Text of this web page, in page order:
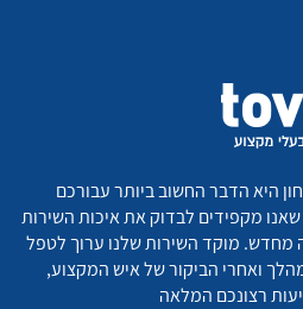
היא הדבר החשוב ביותר עבורכם
מקפידים לבדוק את איכות השירות
מחדש. מוקד השירות שלנו ערוך לטפל
ואחרי הביקור של איש המקצוע,
רצונכם המלאה